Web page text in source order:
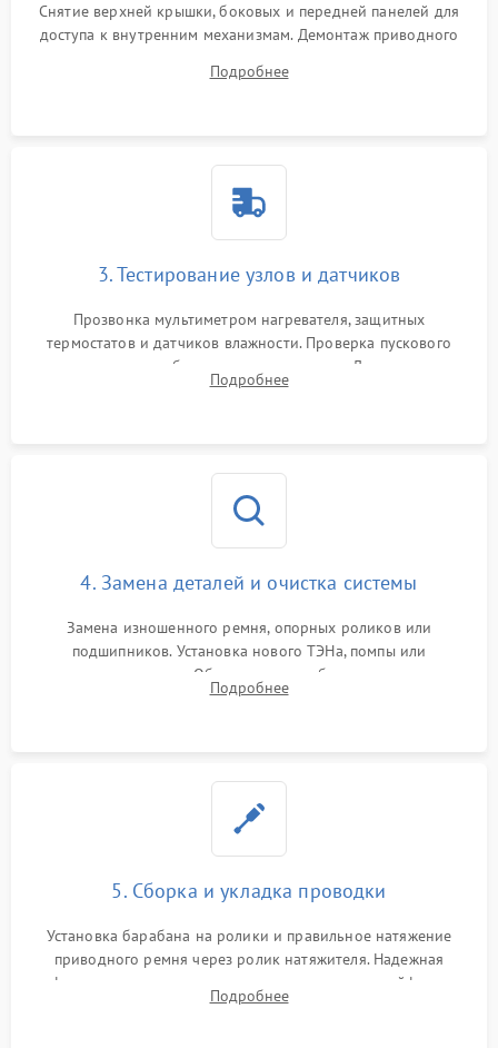
Снятие верхней крышки, боковых и передней панелей для
доступа к внутренним механизмам. Демонтаж приводного
Обеспечение свободного доступа к ТЭНу, компрессору,
Подробнее
3. Тестирование узлов и датчиков
Прозвонка мультиметром нагревателя, защитных
термостатов и датчиков влажности. Проверка пускового
конденсатора, обмоток мотора и помпы. Для машин с
тепловым насосом — диагностика работы компрессора и
Подробнее
4. Замена деталей и очистка системы
Замена изношенного ремня, опорных роликов или
подшипников. Установка нового ТЭНа, помпы или
термодатчиков. Обязательная глубокая очистка
конденсатора, крыльчатки вентилятора и воздуховодов от
Подробнее
5. Сборка и укладка проводки
Установка барабана на ролики и правильное натяжение
приводного ремня через ролик натяжителя. Надежная
фиксация всех узлов, подключение клемм и шлейфов к
модулю управления. Монтаж корпусных панелей, люка и
Подробнее